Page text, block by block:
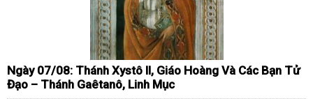
Ngày 07/08: Thánh Xystô II, Giáo Hoàng Và Các Bạn Tử
Đạo – Thánh Gaêtanô, Linh Mục